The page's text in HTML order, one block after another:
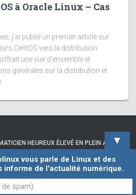
à Oracle Linux – Cas
j’ai publié un premier article sur
CentOS vers la distribution
une vue d’ensemble et
générales sur la distribution et
HEUREUX ÉLEVÉ EN PLEIN AIR
L’AUTEUR DE CE BLOG
par
▼
vous parle de Linux et des
informe de l'actualité numérique.